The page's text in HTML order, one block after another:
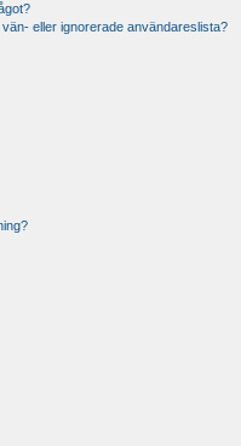
eller ignorerade användareslista?